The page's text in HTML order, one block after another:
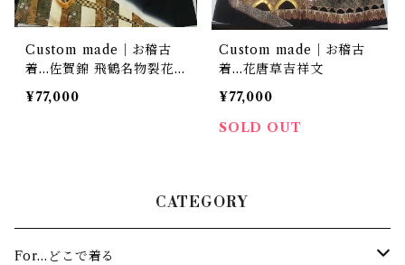
Custom made｜お稽古
着…佐賀錦 飛鶴名物裂花
文
¥77,000
Custom made｜お稽古
着…花唐草吉祥文
¥77,000
SOLD OUT
CATEGORY
For…どこで着る